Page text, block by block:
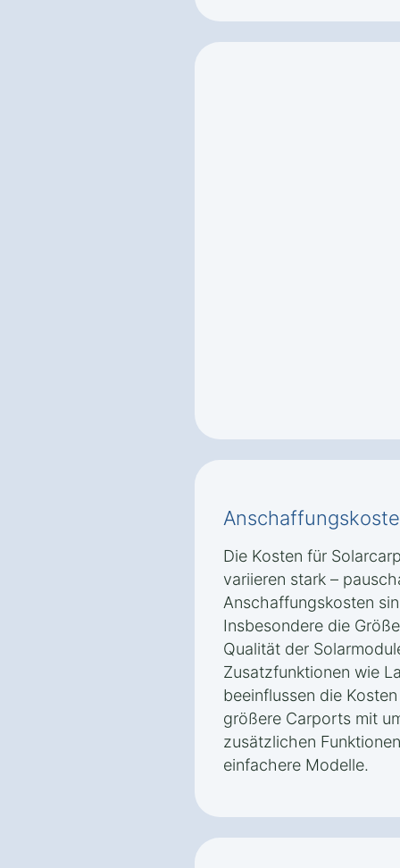
Die Kosten für
variieren stark –
Anschaffungskosten
Insbesondere die
Qualität der
Zusatzfunktionen wie
beeinflussen die
größere Carports mit
zusätzlichen
einfachere Modelle.